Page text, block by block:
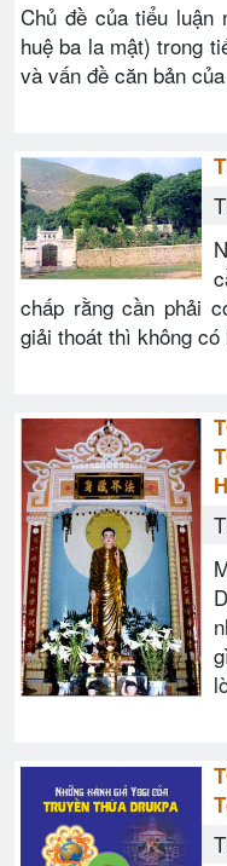
Chủ đề của tiểu luận
huệ ba la mật) trong
và vấn đề căn bản
chấp rằng cần phải
giải thoát thì không